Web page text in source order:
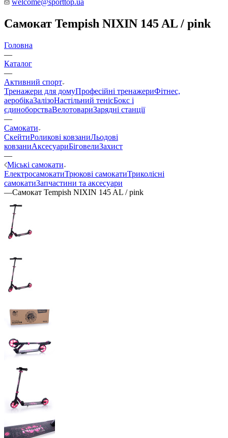
welcome@sporttop.ua
Самокат Tempish NIXIN 145 AL / pink
Головна
—
Каталог
—
Активний спорт
Тренажери для домуПрофесійні тренажериФітнес,
аеробікаЗалізоНастільний тенісБокс і
єдиноборстваВелотовариЗарядні станції
—
Самокати
СкейтиРоликові ковзаниЛьодові
ковзаниАксесуариБіговелиЗахист
—
Міські самокати
ЕлектросамокатиТрюкові самокатиТриколісні
самокатиЗапчастини та аксесуари
—Самокат Tempish NIXIN 145 AL / pink